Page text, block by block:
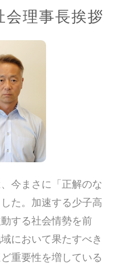
理事長挨拶
今まさに「正解のな
た。加速する少子高
する社会情勢を前
において果たすべき
重要性を増している